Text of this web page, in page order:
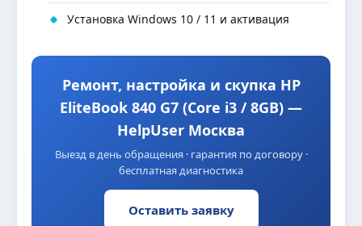
Установка Windows 10 / 11 и активация
Ремонт, настройка и скупка HP
EliteBook 840 G7 (Core i3 / 8GB) —
HelpUser Москва
Выезд в день обращения · гарантия по договору ·
бесплатная диагностика
Оставить заявку